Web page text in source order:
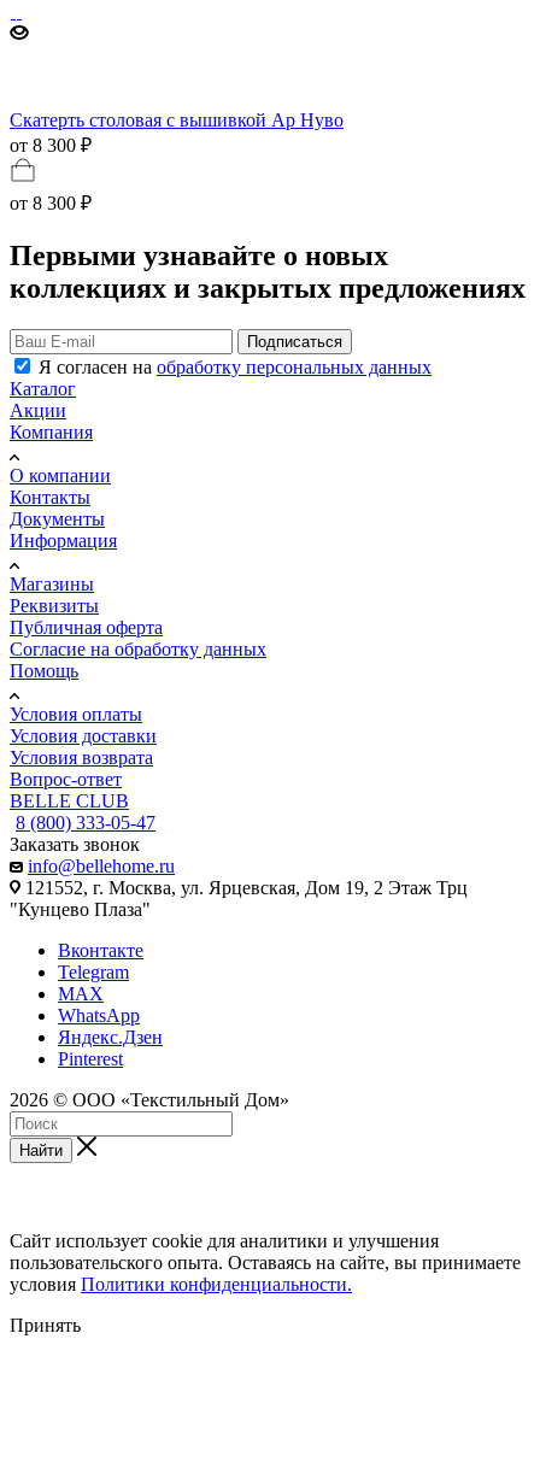
Скатерть столовая с вышивкой Ар Нуво
от 8 300 ₽
от 8 300 ₽
Первыми узнавайте о новых
коллекциях и закрытых предложениях
Подписаться
Я согласен на обработку персональных данных
Каталог
Акции
Компания
О компании
Контакты
Документы
Информация
Магазины
Реквизиты
Публичная оферта
Согласие на обработку данных
Помощь
Условия оплаты
Условия доставки
Условия возврата
Вопрос-ответ
BELLE CLUB
8 (800) 333-05-47
Заказать звонок
info@bellehome.ru
121552, г. Москва, ул. Ярцевская, Дом 19, 2 Этаж Трц
"Кунцево Плаза"
Вконтакте
Telegram
MAX
WhatsApp
Яндекс.Дзен
Pinterest
2026 © ООО «Текстильный Дом»
Найти
Сайт использует cookie для аналитики и улучшения
пользовательского опыта. Оставаясь на сайте, вы принимаете
условия Политики конфиденциальности.
Принять